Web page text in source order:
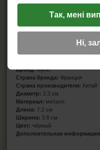
Характеристики
Бренд:Myon
Страна бренда: Франция
Страна производителя: Китай
Диаметр: 2.3 см
Материал: металл
Длина: 7.2 см
Ширина: 3.8 см
Цвет: чёрный
Дополнительная
Так, мені
Ні,